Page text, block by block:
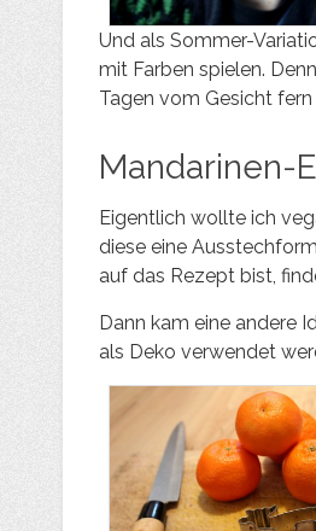
Und als Sommer-
mit Farben spielen.
Tagen vom Gesicht
Mandarinen-
Eigentlich wollte ich
diese eine
auf das Rezept bist,
Dann kam eine andere
als Deko verwendet